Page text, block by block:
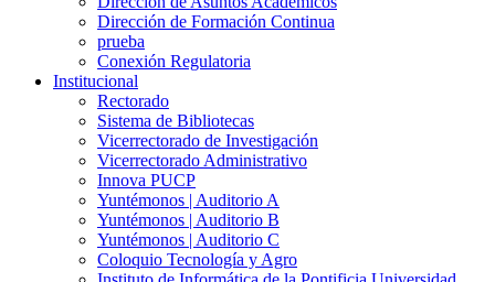
Dirección de Formación Continua
prueba
Conexión Regulatoria
Institucional
Rectorado
Sistema de Bibliotecas
Vicerrectorado de Investigación
Vicerrectorado Administrativo
Innova PUCP
Yuntémonos | Auditorio A
Yuntémonos | Auditorio B
Yuntémonos | Auditorio C
Coloquio Tecnología y Agro